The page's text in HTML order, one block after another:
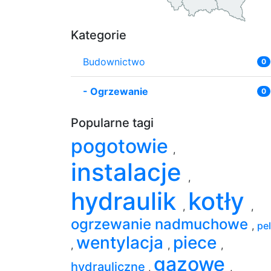
Kategorie
Budownictwo 0
- Ogrzewanie 0
Popularne tagi
pogotowie ,
instalacje ,
hydraulik , kotły ,
ogrzewanie nadmuchowe ,
, wentylacja , piece ,
hydrauliczne , gazowe ,